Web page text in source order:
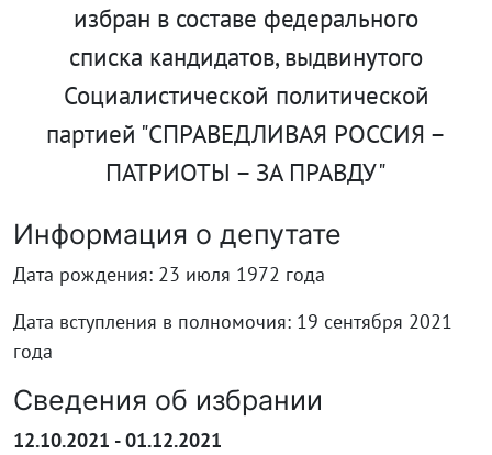
избран в составе федерального
списка кандидатов, выдвинутого
Социалистической политической
партией "СПРАВЕДЛИВАЯ РОССИЯ –
ПАТРИОТЫ – ЗА ПРАВДУ"
Информация о депутате
Дата рождения: 23 июля 1972 года
Дата вступления в полномочия: 19 сентября 2021
года
Сведения об избрании
12.10.2021 - 01.12.2021